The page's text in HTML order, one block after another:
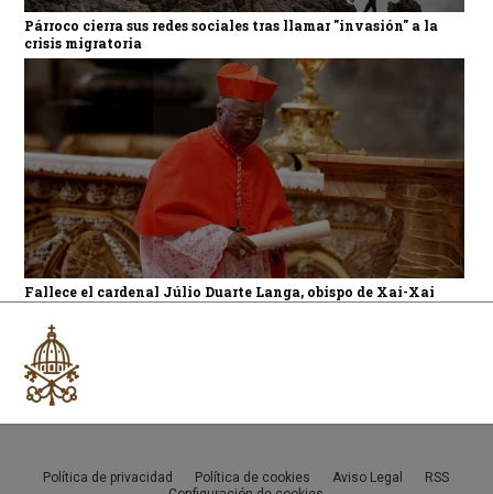
Párroco cierra sus redes sociales tras llamar "invasión" a la
crisis migratoria
Fallece el cardenal Júlio Duarte Langa, obispo de Xai-Xai
Política de privacidad Política de cookies Aviso Legal
RSS